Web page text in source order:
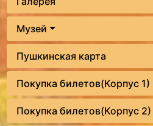
Музей
Пушкинская карта
Покупка билетов(Корпус 1)
Покупка билетов(Корпус 2)